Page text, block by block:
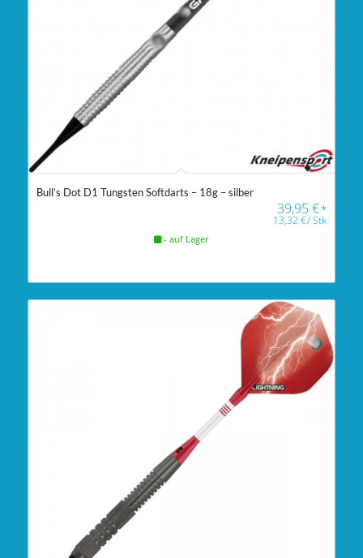
Bull’s Dot D1 Tungsten Softdarts – 18g – silber
39,95€*
13,32€/Stk
- auf Lager